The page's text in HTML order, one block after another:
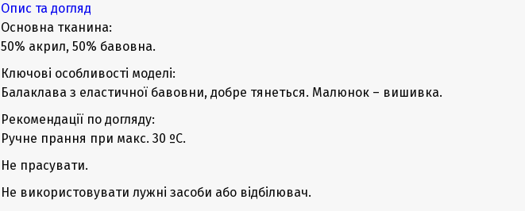
Опис та догляд
Основна тканина:
50% акрил, 50% бавовна.
Ключові особливості моделі:
Балаклава з еластичної бавовни, добре тянеться. Малюнок – вишивка.
Рекомендації по догляду:
Ручне прання при макс. 30 ºC.
Не прасувати.
Не використовувати лужні засоби або відбілювач.